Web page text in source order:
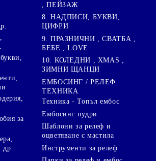
за
др.
, ПЕЙЗАЖ
8. НАДПИСИ, БУКВИ,
ЦИФРИ
9. ПРАЗНИЧНИ , СВАТБА ,
БЕБЕ , LOVE
10. КОЛЕДНИ , XMAS ,
ЗИМНИ ЩАНЦИ
ЕМБОСИНГ / РЕЛЕФ
ТЕХНИКА
Техника - Топъл ембос
Ембосинг пудри
Шаблони за релеф и
оцветяване с мастила
Инструменти за релеф